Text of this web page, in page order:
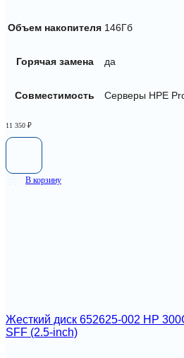
Объем накопителя 146Гб
Горячая замена да
Совместимость Серверы HPE
11 350 ₽
В корзину
Жесткий диск 652625-002 HP
SFF (2.5-inch)